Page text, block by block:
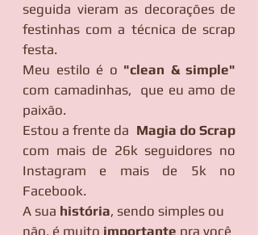
seguida vieram as decorações de
festinhas com a técnica de scrap
festa.
Meu estilo é o "clean & simple"
com camadinhas, ​ que eu amo de
paixão.
Estou a frente da Magia do Scrap
com mais de 26k seguidores no
Instagram e mais de 5k no
Facebook.
A sua história, sendo simples ou
não, é muito importante pra você